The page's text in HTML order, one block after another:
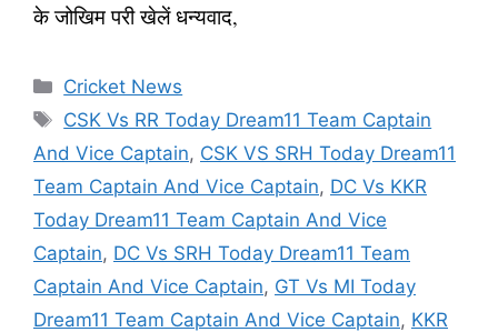
के जोखिम परी खेलें धन्यवाद,
Categories
Cricket News
Tags
CSK Vs RR Today Dream11 Team Captain
And Vice Captain, CSK VS SRH Today Dream11
Team Captain And Vice Captain, DC Vs KKR
Today Dream11 Team Captain And Vice
Captain, DC Vs SRH Today Dream11 Team
Captain And Vice Captain, GT Vs MI Today
Dream11 Team Captain And Vice Captain, KKR